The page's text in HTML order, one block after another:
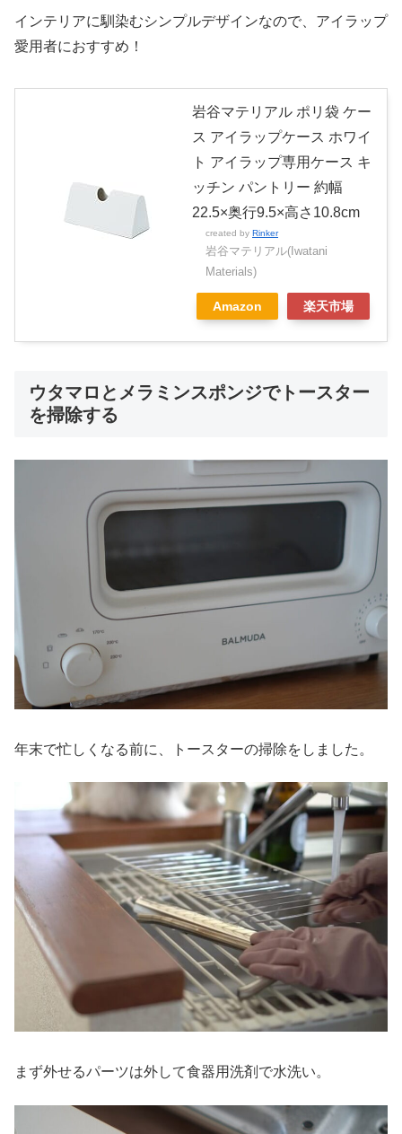
インテリアに馴染むシンプルデザインなので、アイラップ
愛用者におすすめ！
岩谷マテリアル ポリ袋 ケー
ス アイラップケース ホワイ
ト アイラップ専用ケース キ
ッチン パントリー 約幅
22.5×奥行9.5×高さ10.8cm
created by Rinker
岩谷マテリアル(Iwatani
Materials)
Amazon 楽天市場
ウタマロとメラミンスポンジでトースター
を掃除する
年末で忙しくなる前に、トースターの掃除をしました。
まず外せるパーツは外して食器用洗剤で水洗い。